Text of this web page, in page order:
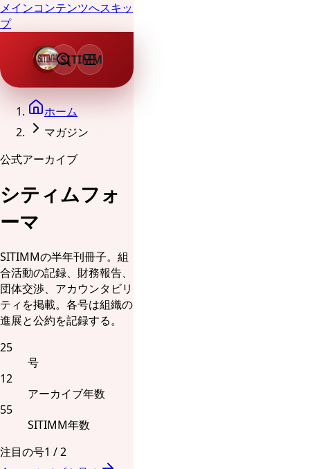
メインコンテンツへスキッ
プ
SITIMM
ホーム
マガジン
公式アーカイブ
シティムフォ
ーマ
SITIMMの半年刊冊子。組
合活動の記録、財務報告、
団体交渉、アカウンタビリ
ティを掲載。各号は組織の
進展と公約を記録する。
25
号
12
アーカイブ年数
55
SITIMM年数
注目の号1 /2